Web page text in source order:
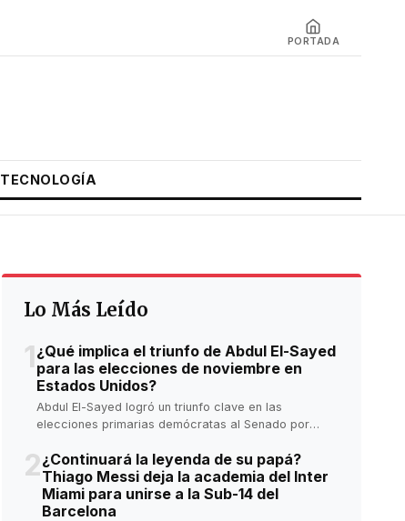
PORTADA
TECNOLOGÍA
Lo Más Leído
1 ¿Qué implica el triunfo de Abdul El-Sayed
para las elecciones de noviembre en
Estados Unidos?
Abdul El-Sayed logró un triunfo clave en las
elecciones primarias demócratas al Senado por
progresistas más influyentes.
2¿Continuará la leyenda de su papá?
Thiago Messi deja la academia del Inter
Miami para unirse a la Sub-14 del
Barcelona